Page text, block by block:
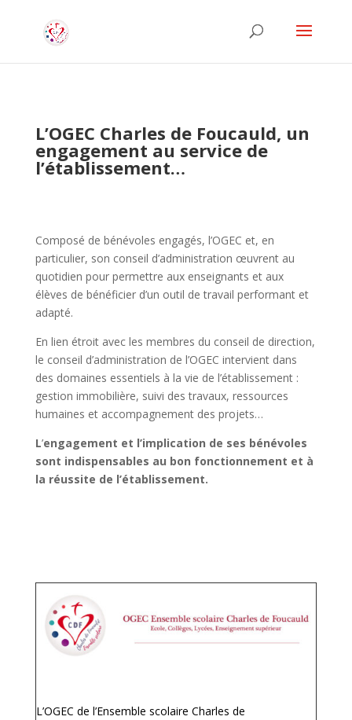
L’OGEC Charles de Foucauld, un
engagement au service de
l’établissement…
Composé de bénévoles engagés, l’OGEC et, en
particulier, son conseil d’administration œuvrent au
quotidien pour permettre aux enseignants et aux
élèves de bénéficier d’un outil de travail performant et
adapté.
En lien étroit avec les membres du conseil de direction,
le conseil d’administration de l’OGEC intervient dans
des domaines essentiels à la vie de l’établissement :
gestion immobilière, suivi des travaux, ressources
humaines et accompagnement des projets…
L’engagement et l’implication de ses bénévoles
sont indispensables au bon fonctionnement et à
la réussite de l’établissement.
L’OGEC de l’Ensemble scolaire Charles de